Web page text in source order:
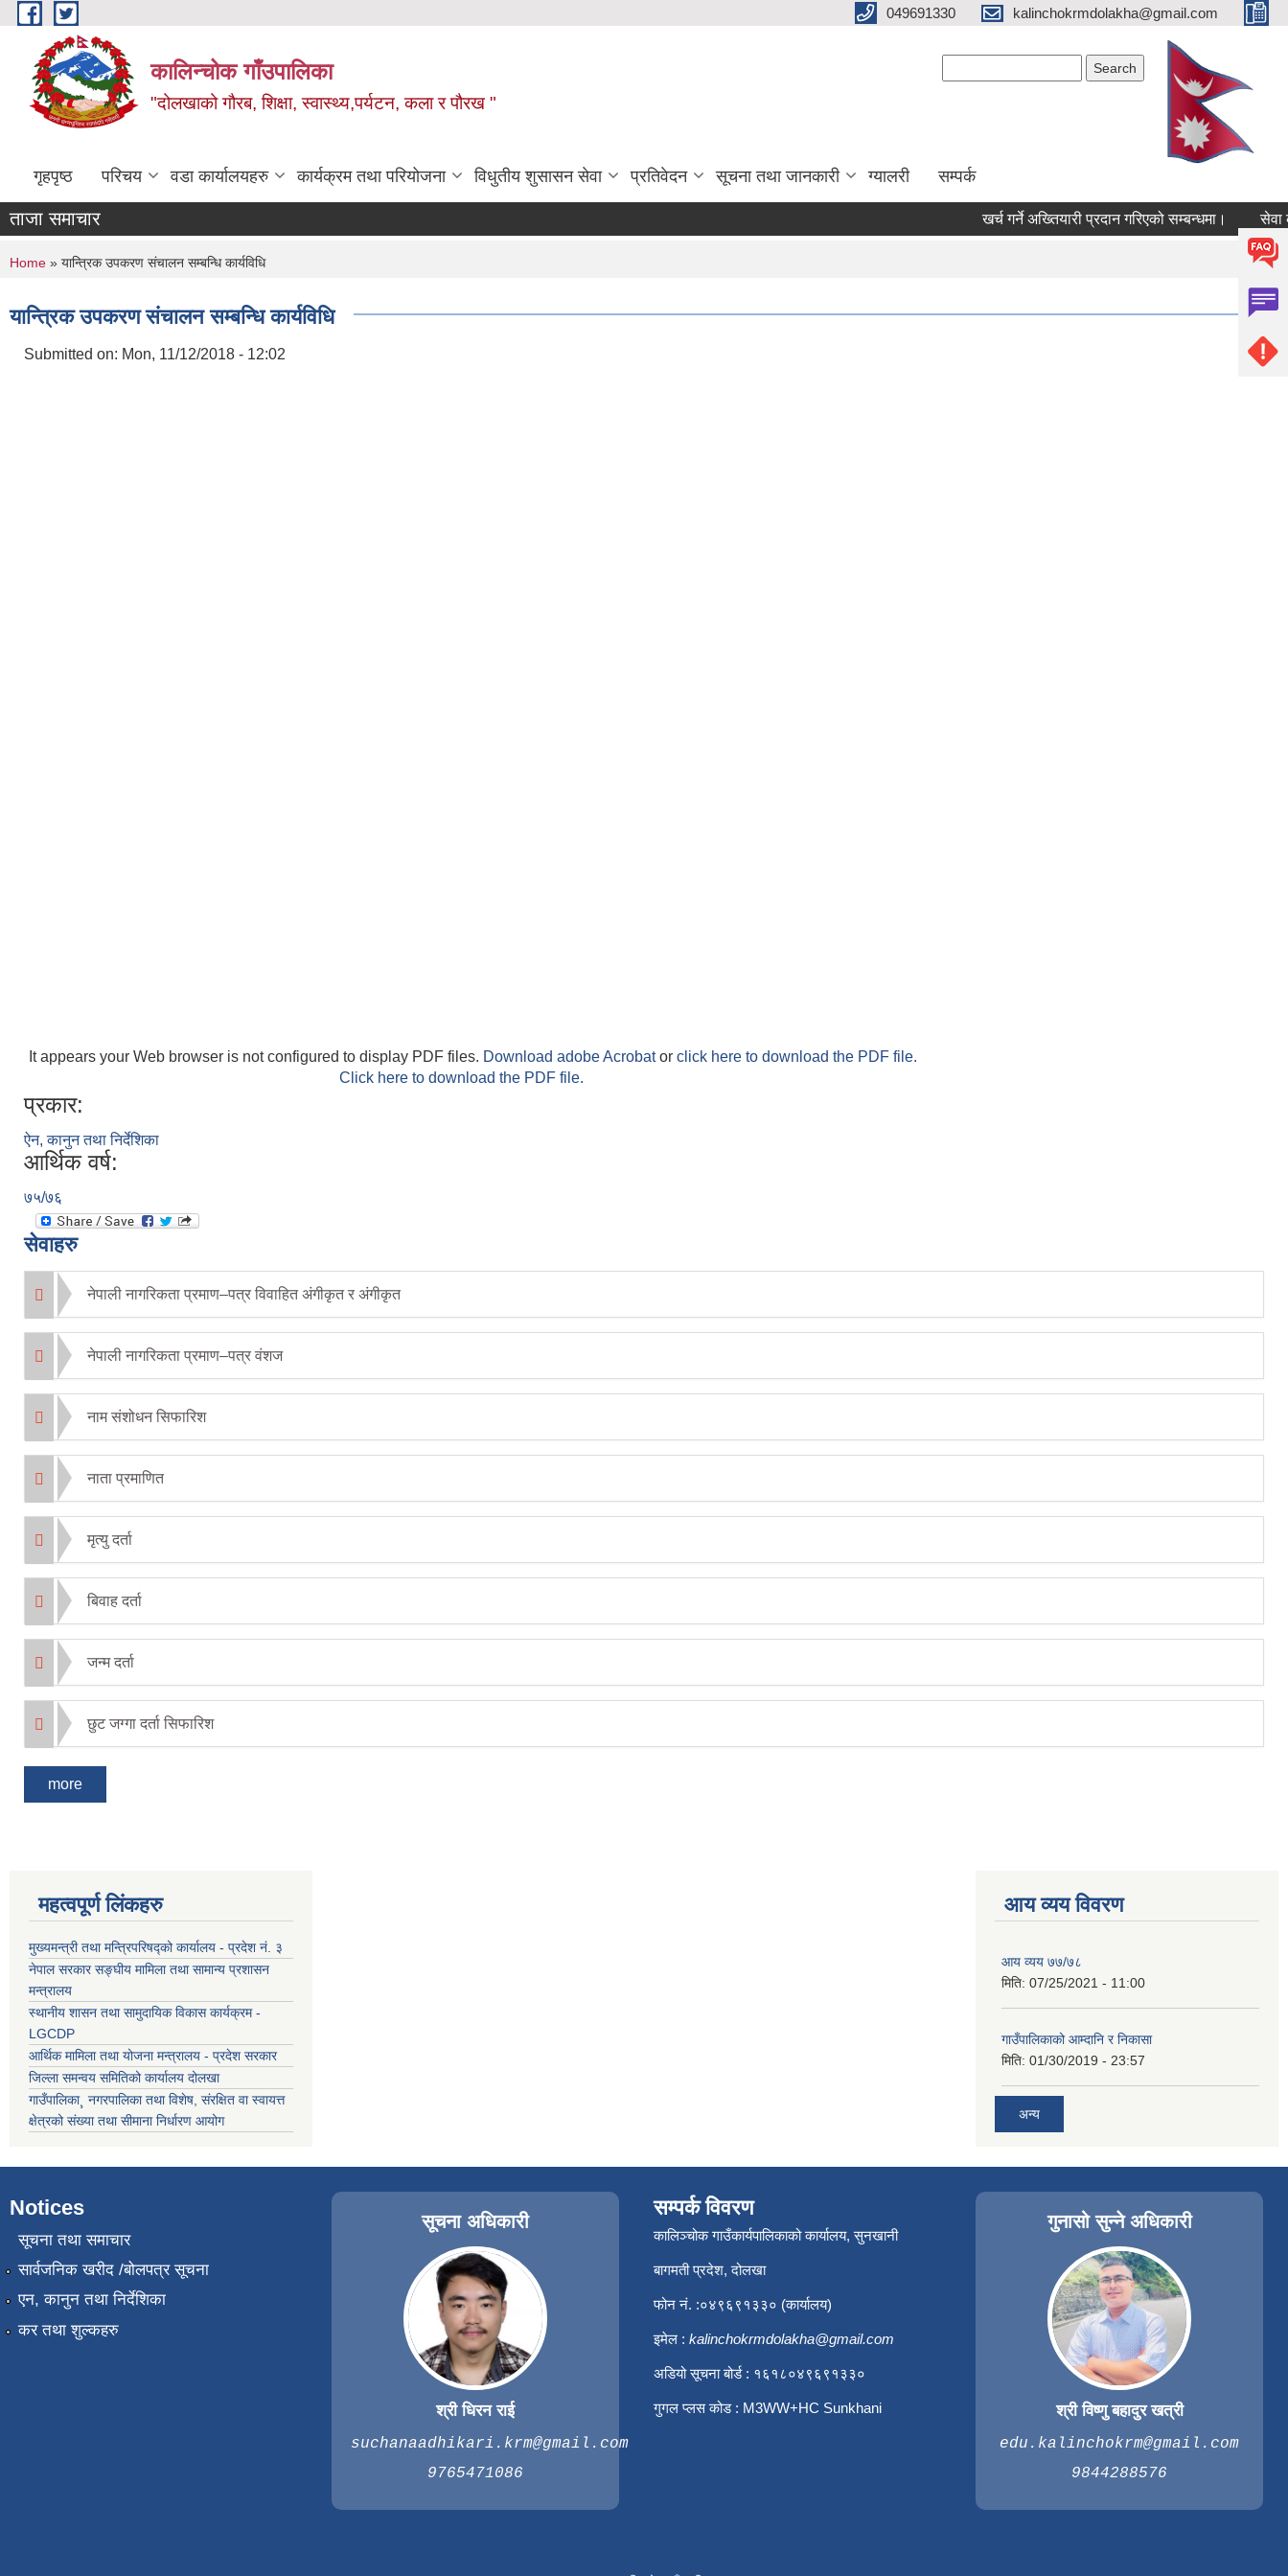
Skip to main content 049691330 kalinchokrmdolakha@gmail.com
कालिन्चोक गाँउपालिका
"दोलखाको गौरब, शिक्षा, स्वास्थ्य,पर्यटन, कला र पौरख "
गृहपृष्ठ परिचय वडा कार्यालयहरु कार्यक्रम तथा परियोजना विधुतीय शुसासन सेवा प्रतिवेदन सूचना तथा जानकारी ग्यालरी सम्पर्क
ताजा समाचार खर्च गर्ने अख्तियारी प्रदान गरिएको सम्बन्धमा। सेवा
You are here
Home » यान्त्रिक उपकरण संचालन सम्बन्धि कार्यविधि
यान्त्रिक उपकरण संचालन सम्बन्धि कार्यविधि
Submitted on: Mon, 11/12/2018 - 12:02
It appears your Web browser is not configured to display PDF files. Download adobe Acrobator click here to download the PDF file.
Click here to download the PDF file.
प्रकार:
ऐन, कानुन तथा निर्देशिका
आर्थिक वर्ष:
७५/७६
सेवाहरु
नेपाली नागरिकता प्रमाण–पत्र विवाहित अंगीकृत र अंगीकृत
नेपाली नागरिकता प्रमाण–पत्र वंशज
नाम संशोधन सिफारिश
नाता प्रमाणित
मृत्यु दर्ता
बिवाह दर्ता
जन्म दर्ता
छुट जग्गा दर्ता सिफारिश
more
महत्वपूर्ण लिंकहरु
मुख्यमन्त्री तथा मन्त्रिपरिषद्को कार्यालय - प्रदेश नं. ३
नेपाल सरकार सङ्घीय मामिला तथा सामान्य प्रशासन
मन्त्रालय
स्थानीय शासन तथा सामुदायिक विकास कार्यक्रम -
LGCDP
आर्थिक मामिला तथा योजना मन्त्रालय - प्रदेश सरकार
जिल्ला समन्वय समितिको कार्यालय दोलखा
गाउँपालिका¸ नगरपालिका तथा विशेष, संरक्षित वा स्वायत्त
क्षेत्रको संख्या तथा सीमाना निर्धारण आयोग
आय व्यय विवरण
आय व्यय ७७/७८
मिति: 07/25/2021 - 11:00
गाउँपालिकाको आम्दानि र निकासा
मिति: 01/30/2019 - 23:57
अन्य
Notices
सूचना तथा समाचार
सार्वजनिक खरीद /बोलपत्र सूचना
एन, कानुन तथा निर्देशिका
कर तथा शुल्कहरु
सूचना अधिकारी
श्री धिरन राई
suchanaadhikari.krm@gmail.com
9765471086
सम्पर्क विवरण
कालिञ्चोक गाउँकार्यपालिकाको कार्यालय, सुनखानी
बागमती प्रदेश, दोलखा
फोन नं. :०४९६९१३३० (कार्यालय)
इमेल : kalinchokrmdolakha@gmail.com
अडियो सूचना बोर्ड : १६१८०४९६९१३३०
गुगल प्लस कोड : M3WW+HC Sunkhani
गुनासो सुन्ने अधिकारी
श्री विष्णु बहादुर खत्री
edu.kalinchokrm@gmail.com
9844288576